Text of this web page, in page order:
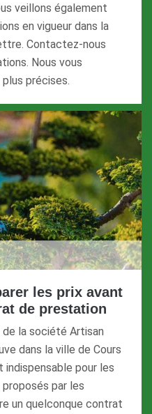
veillons également
en vigueur dans la
Contactez-nous
Nous vous
précises.
les prix avant
de prestation
la société Artisan
dans la ville de Cours
indispensable pour les
par les
un quelconque contrat